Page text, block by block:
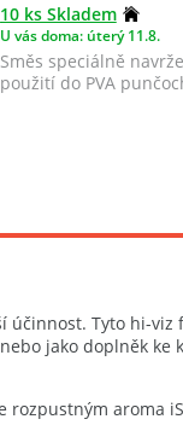
10 ks Skladem
U vás doma: úterý 11.8.
Směs speciálně
použití do PVA
účinnost. Tyto hi-viz
jako doplněk ke
rozpustným aroma